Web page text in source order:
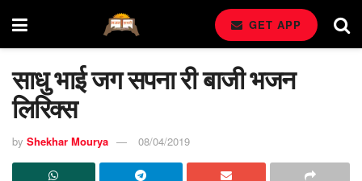
GET APP
साधु भाई जग सपना री बाजी भजन
लिरिक्स
by Shekhar Mourya 08/04/2019